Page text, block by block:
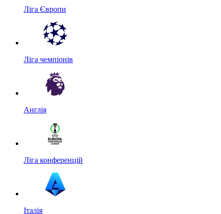
Ліга Європи
Ліга чемпіонів
Англія
Ліга конференцій
Італія